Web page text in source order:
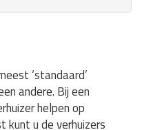
‘standaard’
andere. Bij een
helpen op
kunt u de verhuizers